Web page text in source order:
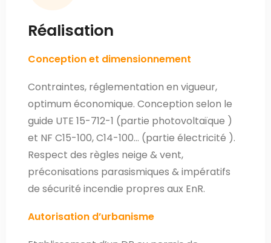
Réalisation
Conception et dimensionnement
Contraintes, réglementation en vigueur,
optimum économique. Conception selon le
guide UTE 15-712-1 (partie photovoltaïque )
et NF C15-100, C14-100… (partie électricité ).
Respect des règles neige & vent,
préconisations parasismiques & impératifs
de sécurité incendie propres aux EnR.
Autorisation d’urbanisme